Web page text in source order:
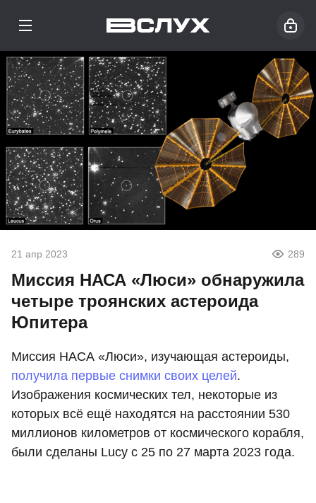
21 апр 2023 289
Миссия НАСА «Люси» обнаружила
четыре троянских астероида
Юпитера
Миссия НАСА «Люси», изучающая астероиды,
получила первые снимки своих целей.
Изображения космических тел, некоторые из
которых всё ещё находятся на расстоянии 530
миллионов километров от космического корабля,
были сделаны Lucy с 25 по 27 марта 2023 года.